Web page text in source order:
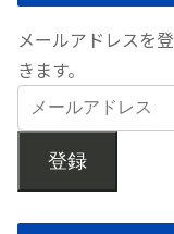
メールアドレスを
きます。
登録